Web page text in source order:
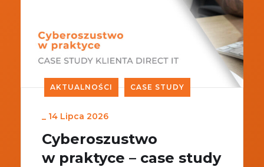
AKTUALNOŚCI CASE STUDY
_ 14 Lipca 2026
Cyberoszustwo
w praktyce – case study